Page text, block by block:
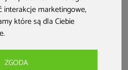
interakcje marketingowe,
które są dla Ciebie
.
ZGODA
2-osobowa
zł
zł
dostawa
osobowa
24 999 zł